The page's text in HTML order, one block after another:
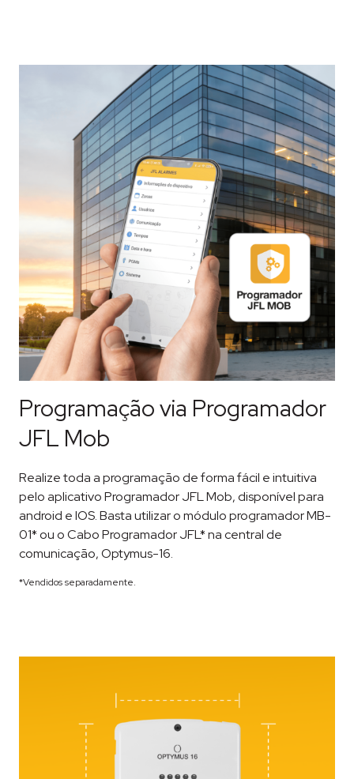
Programação via Programador
JFL Mob
Realize toda a programação de forma fácil e intuitiva
pelo aplicativo Programador JFL Mob, disponível para
android e IOS. Basta utilizar o módulo programador MB-
01* ou o Cabo Programador JFL* na central de
comunicação, Optymus-16.
*Vendidos separadamente.